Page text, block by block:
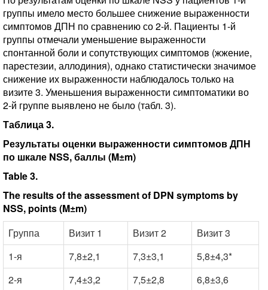
группы имело место большее снижение выраженности
симптомов ДПН по сравнению со 2-й. Пациенты 1-й
группы отмечали уменьшение выраженности
спонтанной боли и сопутствующих симптомов (жжение,
парестезии, аллодиния), однако статистически значимое
снижение их выраженности наблюдалось только на
визите 3. Уменьшения выраженности симптоматики во
2-й группе выявлено не было (табл. 3).
Таблица 3.
Результаты оценки выраженности симптомов ДПН
по шкале NSS, баллы (M±m)
Table 3.
The results of the assessment of DPN symptoms by
NSS, points (M±m)
Группа
Визит 1 Визит 2
Визит 3
1-я
7,8±2,1 7,3±3,1
5,8±4,3*
2-я
7,4±3,2 7,5±2,8
6,8±3,6